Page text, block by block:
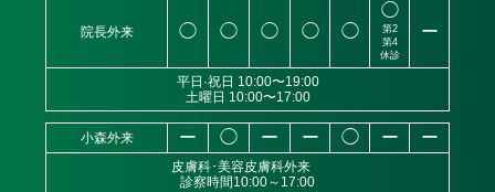
院長外来 ◯ ◯ ◯ ◯ ◯
◯
第2
第4
休診
ー
平日·祝日 10:00〜19:00
土曜日 10:00〜17:00
小森外来 ー ◯ ー ー ◯ ー ー
皮膚科･美容皮膚科外来
診察時間10:00～17:00